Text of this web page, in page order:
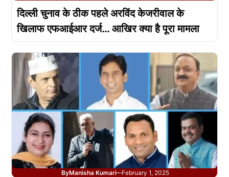
दिल्ली चुनाव के ठीक पहले अरविंद केजरीवाल के
खिलाफ एफआईआर दर्ज… आखिर क्या है पूरा मामला
ByManisha Kumari—February 1, 2025